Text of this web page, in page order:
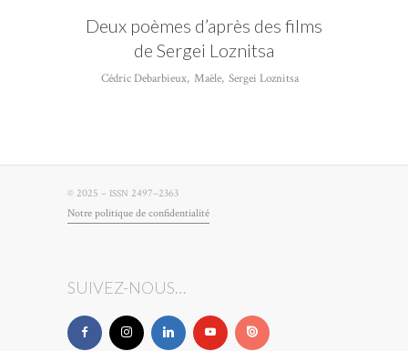
Deux poèmes d’après des films
de Sergei Loznitsa
Cédric Debarbieux, Maèle, Sergei Loznitsa
© 2025 – ISSN 2497–2363
Notre poli­tique de confidentialité
SUIVEZ-NOUS…